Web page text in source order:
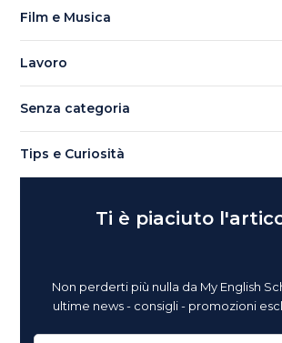
Film e Musica
Lavoro
Senza categoria
Tips e Curiosità
Ti è piaciuto
Non perderti più nulla da My English
ultime news - consigli - promozioni